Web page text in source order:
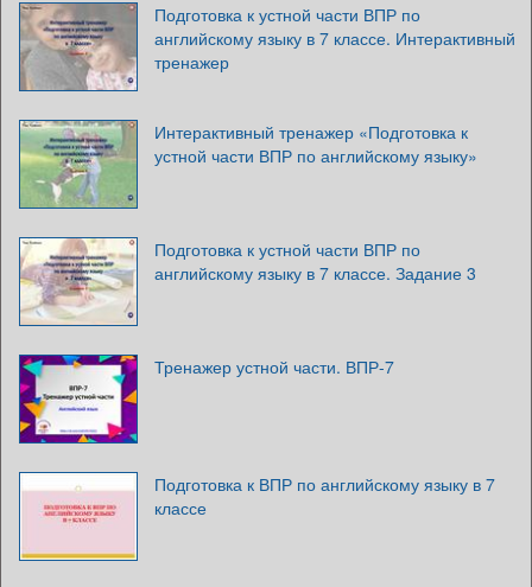
Подготовка к устной части ВПР по
английскому языку в 7 классе. Интерактивный
тренажер
Интерактивный тренажер «Подготовка к
устной части ВПР по английскому языку»
Подготовка к устной части ВПР по
английскому языку в 7 классе. Задание 3
Тренажер устной части. ВПР-7
Подготовка к ВПР по английскому языку в 7
классе